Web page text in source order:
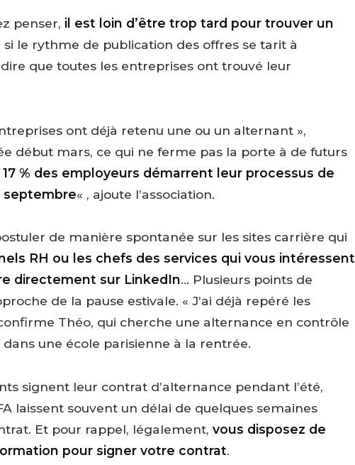
penser, il est loin d’être trop tard pour trouver un
si le rythme de publication des offres se tarit à
que toutes les entreprises ont trouvé leur
ont déjà retenu une ou un alternant »,
début mars, ce qui ne ferme pas la porte à de futurs
17 % des employeurs démarrent leur processus de
septembre« , ajoute l’association.
de manière spontanée sur les sites carrière qui
RH ou les chefs des services qui vous intéressent
directement sur LinkedIn… Plusieurs points de
de la pause estivale. « J’ai déjà repéré les
Théo, qui cherche une alternance en contrôle
une école parisienne à la rentrée.
signent leur contrat d’alternance pendant l’été,
laissent souvent un délai de quelques semaines
Et pour rappel, légalement,vous disposez de
pour signer votre contrat.